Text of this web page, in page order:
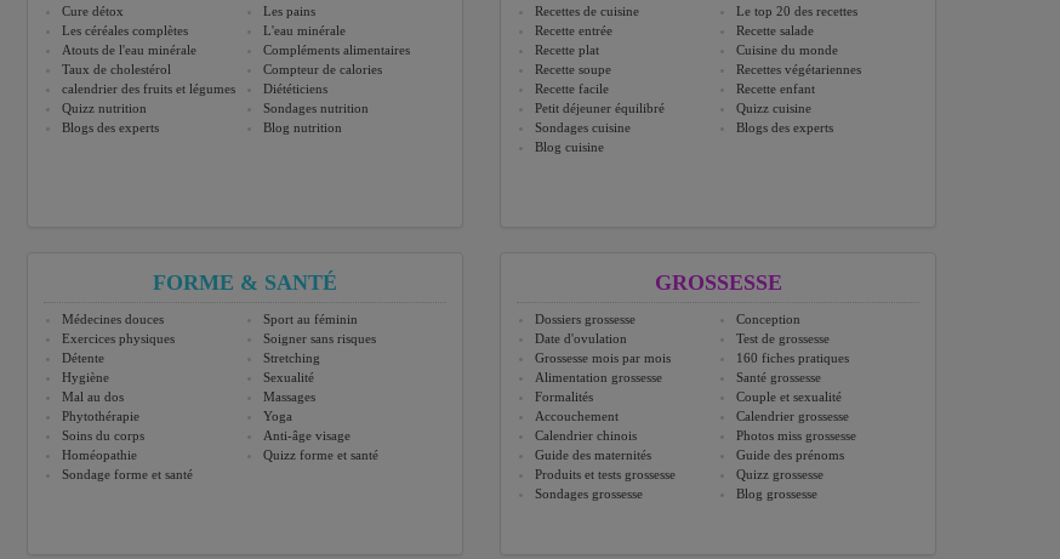
Cure détox
Les pains
Les céréales complètes
L'eau minérale
Atouts de l'eau minérale
Compléments alimentaires
Taux de cholestérol
Compteur de calories
calendrier des fruits et légumes
Diététiciens
Quizz nutrition
Sondages nutrition
Blogs des experts
Blog nutrition
Recettes de cuisine
Le top 20 des recettes
Recette entrée
Recette salade
Recette plat
Cuisine du monde
Recette soupe
Recettes végétariennes
Recette facile
Recette enfant
Petit déjeuner équilibré
Quizz cuisine
Sondages cuisine
Blogs des experts
Blog cuisine
FORME & SANTÉ
Médecines douces
Sport au féminin
Exercices physiques
Soigner sans risques
Détente
Stretching
Hygiène
Sexualité
Mal au dos
Massages
Phytothérapie
Yoga
Soins du corps
Anti-âge visage
Homéopathie
Quizz forme et santé
Sondage forme et santé
GROSSESSE
Dossiers grossesse
Conception
Date d'ovulation
Test de grossesse
Grossesse mois par mois
160 fiches pratiques
Alimentation grossesse
Santé grossesse
Formalités
Couple et sexualité
Accouchement
Calendrier grossesse
Calendrier chinois
Photos miss grossesse
Guide des maternités
Guide des prénoms
Produits et tests grossesse
Quizz grossesse
Sondages grossesse
Blog grossesse